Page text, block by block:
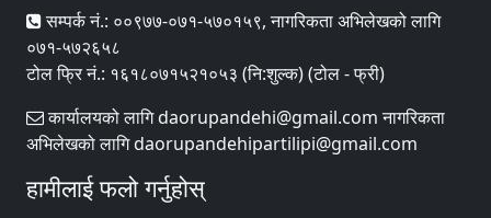
सम्पर्क नं.: ००९७७-०७१-५७०१५९, नागरिकता अभिलेखको लागि
०७१-५७२६५८
टोल फ्रि नं.: १६१८०७१५२१०५३ (नि:शुल्क) (टोल - फ्री)
कार्यालयको लागि daorupandehi@gmail.com नागरिकता
अभिलेखको लागि daorupandehipartilipi@gmail.com
हामीलाई फलो गर्नुहोस्